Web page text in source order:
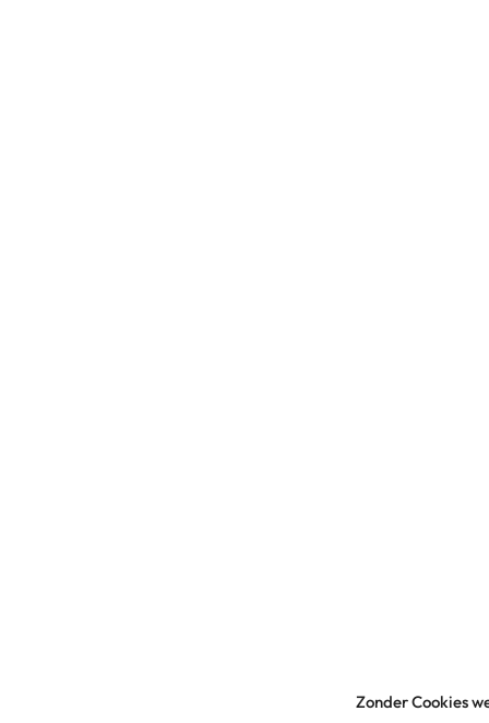
Zonder Cookies